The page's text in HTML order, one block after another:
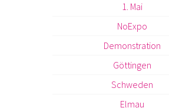
1. Mai
NoExpo
Demonstration
Göttingen
Schweden
Elmau